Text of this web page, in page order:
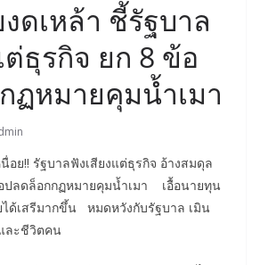
ดเหล้า ชี้รัฐบาล
ธุรกิจ ยก 8 ข้อ
ฏหมายคุมน้ำเมา
อย!! รัฐบาลฟังเสียงแต่ธุรกิจ อ้างสมดุล
ปลดล็อกกฏหมายคุมน้ำเมา เอื้อนายทุน
ได้เสรีมากขึ้น หมดหวังกับรัฐบาล เมิน
ละชีวิตคน